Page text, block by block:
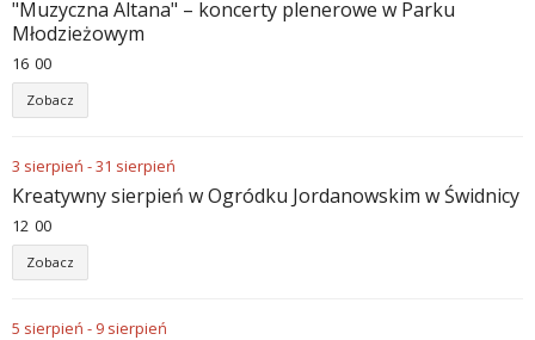
"Muzyczna Altana" – koncerty plenerowe w Parku
Młodzieżowym
16 00
Zobacz
3 sierpień -31 sierpień
Kreatywny sierpień w Ogródku Jordanowskim w Świdnicy
12 00
Zobacz
5 sierpień - 9 sierpień